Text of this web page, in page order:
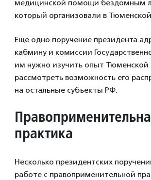
медицинской помощи бездомным
который организовали в
Еще одно поручение президента
кабмину и комиссии
им нужно изучить опыт Тюменской
рассмотреть возможность его
на остальные субъекты РФ.
практика
Несколько президентских
работе с правоприменительной